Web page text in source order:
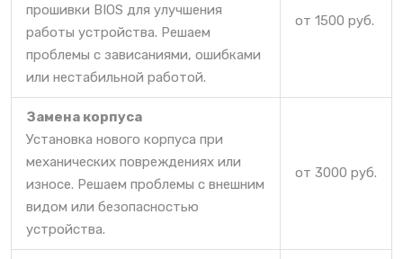
прошивки BIOS для улучшения
работы устройства. Решаем
проблемы с зависаниями, ошибками
или нестабильной работой.
от 1500 руб.
Замена корпуса
Установка нового корпуса при
механических повреждениях или
износе. Решаем проблемы с внешним
видом или безопасностью
устройства.
от 3000 руб.